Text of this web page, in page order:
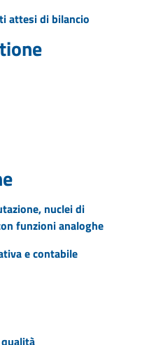
attesi di bilancio
nuclei di
funzioni analoghe
e contabile